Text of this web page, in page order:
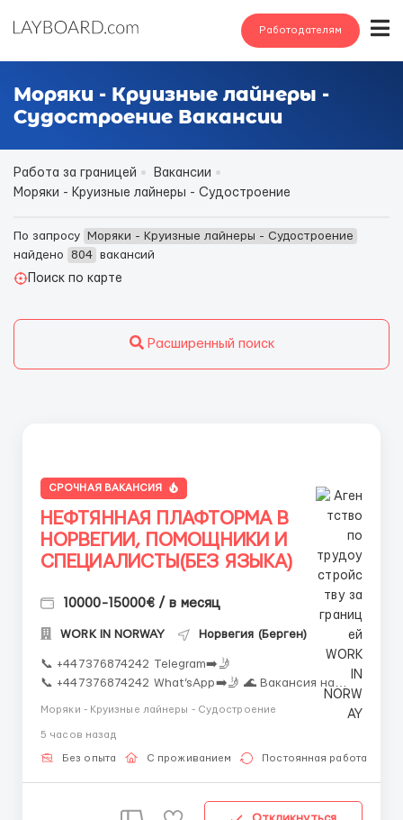
Работодателям
Моряки - Круизные лайнеры -
Судостроение Вакансии
Работа за границей
Вакансии
Моряки - Круизные лайнеры - Судостроение
По запросу
Моряки - Круизные лайнеры - Судостроение
найдено
804 вакансий
Поиск по карте
Расширенный поиск
СРОЧНАЯ ВАКАНСИЯ
НЕФТЯННАЯ ПЛАФТОРМА В
НОРВЕГИИ, ПОМОЩНИКИ И
СПЕЦИАЛИСТЫ(БЕЗ ЯЗЫКА)
10000-15000€ / в месяц
WORK IN NORWAY Норвегия (Берген)
📞 +447376874242 Telegram➡️🤳
📞 +447376874242 What’sApp➡️🤳 🌊 Вакансия на
📧 turnkey.recruitment.as@gmail.com 📧 EMAIL ➡️🤳
Высокий доход • Международный опыт • Надёжные
Моряки - Круизные лайнеры - Судостроение
5 часов назад
Без опыта С проживанием Постоянная работа